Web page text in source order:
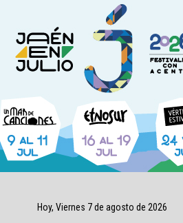
Hoy, Viernes 7 de agosto de 2026